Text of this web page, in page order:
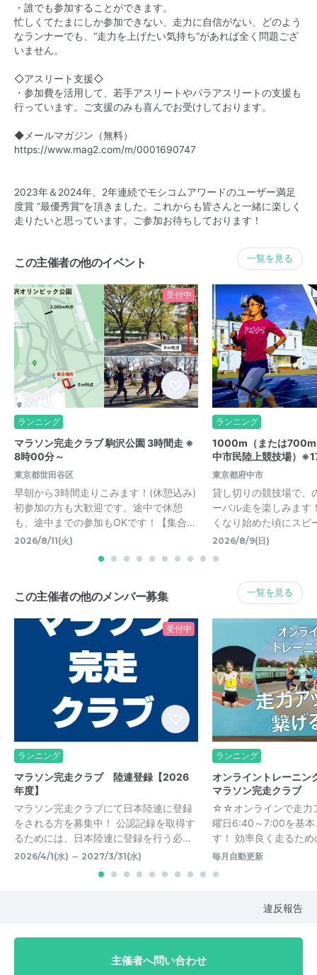
・誰でも参加することができます。
忙しくてたまにしか参加できない、走力に自信がない、どのよう
なランナーでも、“走力を上げたい気持ち“があれば全く問題ござ
いません。
◇アスリート支援◇
・参加費を活用して、若手アスリートやパラアスリートの支援も
行っています。ご支援のみも喜んでお受けしております。
◆メールマガジン（無料）
https://www.mag2.com/m/0001690747
2023年＆2024年、2年連続でモシコムアワードのユーザー満足
度賞 ”最優秀賞”を頂きました。これからも皆さんと一緒に楽しく
走りたいと思っています。ご参加お待ちしております！​​​​
この主催者の他のイベント 一覧を見る
受付中
ランニング
マラソン完走クラブ 駒沢公園 3時間走 ※
8時00分～
東京都世田谷区
早朝から3時間走りこみます！(休憩込み)
初参加の方も大歓迎です。途中で休憩
も、途中までの参加もOKです！【集合…
2026/8/11(火)
ランニング
1000m（または700m
中市民陸上競技場）
東京都府中市
貸し切りの競技場で、
ーバル走を楽しみます
くなり始めた頃にス
2026/8/9(日)
この主催者の他のメンバー募集 一覧を見る
受付中
ランニング
マラソン完走クラブ 陸連登録【2026
年度】
マラソン完走クラブにて日本陸連に登録
をされる方を募集中！ 公認記録を取得す
るためには、日本陸連に登録を行う必…
2026/4/1(水) ～ 2027/3/31(水)
ランニング
オンライントレーニン
マラソン完走クラブ
☆☆オンラインで走
曜日6:40～7:00を基本
す！ 効率良く走るた
毎月自動更新
違反報告
主催者へ問い合わせ